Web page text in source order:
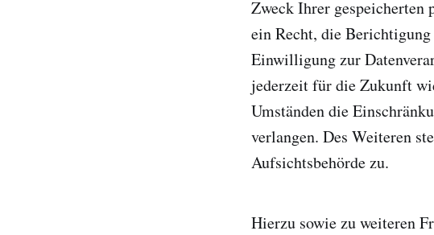
Zweck Ihrer gespeicherten
ein Recht, die
Einwilligung zur
jederzeit für die Zukunft
Umständen die
verlangen. Des Weiteren
Aufsichtsbehörde zu.
Hierzu sowie zu weiteren